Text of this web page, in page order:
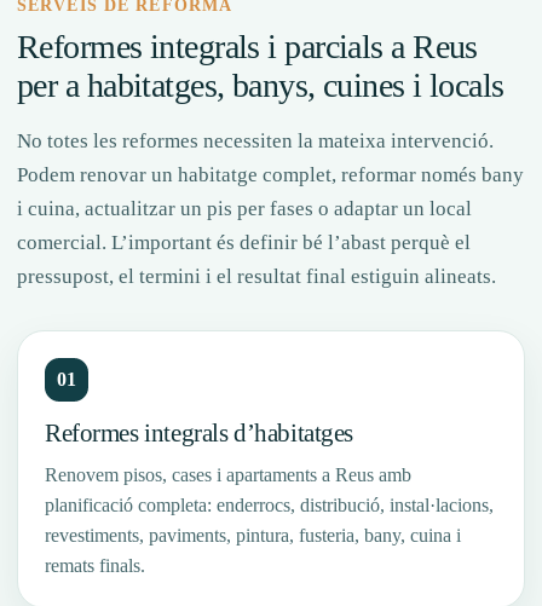
SERVEIS DE REFORMA
Reformes integrals i parcials a Reus
per a habitatges, banys, cuines i locals
No totes les reformes necessiten la mateixa intervenció.
Podem renovar un habitatge complet, reformar només bany
i cuina, actualitzar un pis per fases o adaptar un local
comercial. L’important és definir bé l’abast perquè el
pressupost, el termini i el resultat final estiguin alineats.
01
Reformes integrals d’habitatges
Renovem pisos, cases i apartaments a Reus amb
planificació completa: enderrocs, distribució, instal·lacions,
revestiments, paviments, pintura, fusteria, bany, cuina i
remats finals.